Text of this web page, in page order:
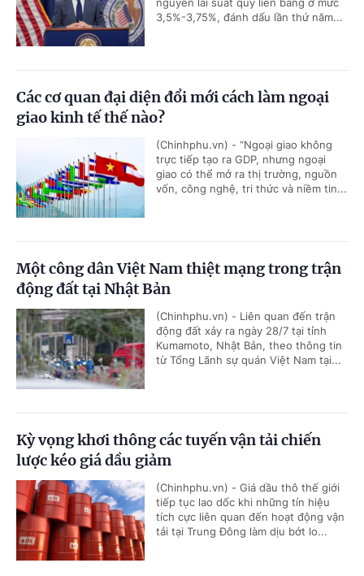
3,5%-3,75%, đánh dấu lần thứ năm...
Các cơ quan đại diện đổi mới cách làm ngoại
giao kinh tế thế nào?
(Chinhphu.vn) - “Ngoại giao không
trực tiếp tạo ra GDP, nhưng ngoại
giao có thể mở ra thị trường, nguồn
vốn, công nghệ, tri thức và niềm tin...
Một công dân Việt Nam thiệt mạng trong trận
động đất tại Nhật Bản
(Chinhphu.vn) - Liên quan đến trận
động đất xảy ra ngày 28/7 tại tỉnh
Kumamoto, Nhật Bản, theo thông tin
từ Tổng Lãnh sự quán Việt Nam tại...
Kỳ vọng khơi thông các tuyến vận tải chiến
lược kéo giá dầu giảm
(Chinhphu.vn) - Giá dầu thô thế giới
tiếp tục lao dốc khi những tín hiệu
tích cực liên quan đến hoạt động vận
tải tại Trung Đông làm dịu bớt lo...